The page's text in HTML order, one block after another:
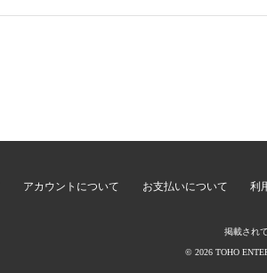
アカウントについて お支払いについて 利
掲載され
© 2026 TOHO